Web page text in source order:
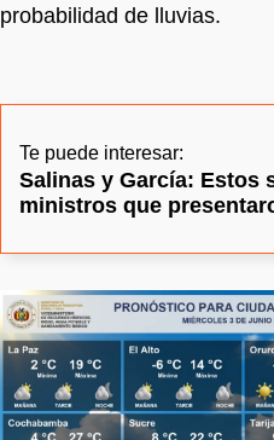
probabilidad de lluvias.
Te puede interesar:
Salinas y García: Estos
ministros que